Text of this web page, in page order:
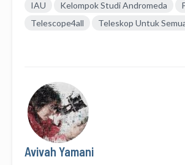
IAU Kelompok Studi Andromeda
Telescope4all
Teleskop Untuk
Avivah Yamani